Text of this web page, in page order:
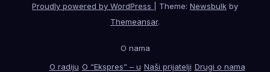
Proudly powered by WordPress Theme: Newsbulk by
Themeansar.
O nama
O radiju O “Ekspres” – u Naši prijatelji Drugi o nama